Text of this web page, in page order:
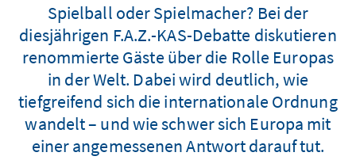
Spielball oder Spielmacher? Bei der
diesjährigen F.A.Z.-KAS-Debatte diskutieren
renommierte Gäste über die Rolle Europas
in der Welt. Dabei wird deutlich, wie
tiefgreifend sich die internationale Ordnung
wandelt – und wie schwer sich Europa mit
einer angemessenen Antwort darauf tut.